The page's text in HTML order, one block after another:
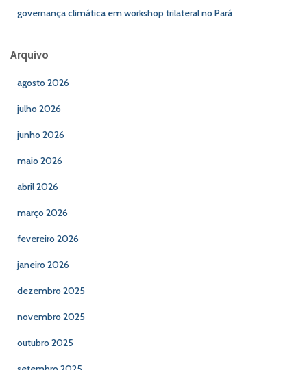
governança climática em workshop trilateral no Pará
Arquivo
agosto 2026
julho 2026
junho 2026
maio 2026
abril 2026
março 2026
fevereiro 2026
janeiro 2026
dezembro 2025
novembro 2025
outubro 2025